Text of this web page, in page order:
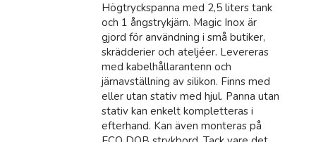
Högtryckspanna med 2,5 liters tank
och 1 ångstrykjärn. Magic Inox är
gjord för användning i små butiker,
skrädderier och ateljéer. Levereras
med kabelhållarantenn och
järnavställning av silikon. Finns med
eller utan stativ med hjul. Panna utan
stativ kan enkelt kompletteras i
efterhand. Kan även monteras på